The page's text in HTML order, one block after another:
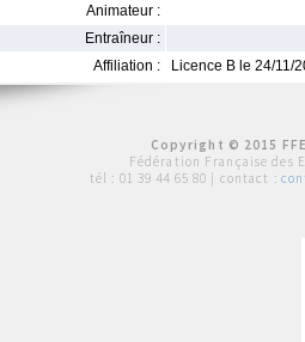
Animateur :
Entraîneur :
Affiliation :
Licence B le 24/11/
Copyright © 2015
Fédération Française des
tél : 01 39 44 65 80 | contact :